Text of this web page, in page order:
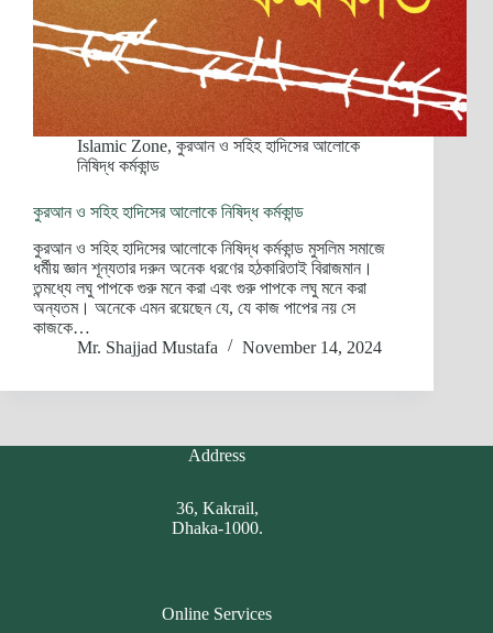
Islamic Zone, কুরআন ও সহিহ হাদিসের আলোকে
নিষিদ্ধ কর্মকান্ড
কুরআন ও সহিহ হাদিসের আলোকে নিষিদ্ধ কর্মকান্ড
কুরআন ও সহিহ হাদিসের আলোকে নিষিদ্ধ কর্মকান্ড মুসলিম সমাজে
ধর্মীয় জ্ঞান শূন্যতার দরুন অনেক ধরণের হঠকারিতাই বিরাজমান।
তন্মধ্যে লঘু পাপকে গুরু মনে করা এবং গুরু পাপকে লঘু মনে করা
অন্যতম। অনেকে এমন রয়েছেন যে, যে কাজ পাপের নয় সে
কাজকে…
Mr. Shajjad Mustafa
November 14, 2024
Address
36, Kakrail,
Dhaka-1000.
Online Services